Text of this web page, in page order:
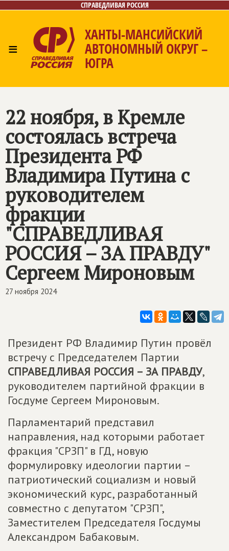
СПРАВЕДЛИВАЯ РОССИЯ
≡
ХАНТЫ-МАНСИЙСКИЙ
АВТОНОМНЫЙ ОКРУГ –
ЮГРА
Контакты
22 ноября, в Кремле
состоялась встреча
Президента РФ
Владимира Путина с
руководителем
фракции
"СПРАВЕДЛИВАЯ
РОССИЯ – ЗА ПРАВДУ"
Сергеем Мироновым
27 ноября 2024
Президент РФ Владимир Путин провёл
встречу с Председателем Партии
СПРАВЕДЛИВАЯ РОССИЯ – ЗА ПРАВДУ,
руководителем партийной фракции в
Госдуме Сергеем Мироновым.
Парламентарий представил
направления, над которыми работает
фракция "СРЗП" в ГД, новую
формулировку идеологии партии –
патриотический социализм и новый
экономический курс, разработанный
совместно с депутатом "СРЗП",
Заместителем Председателя Госдумы
Александром Бабаковым.